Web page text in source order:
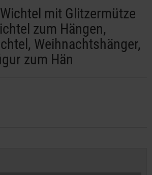
mit Glitzermütze
zum Hängen,
Weihnachtshänger,
zum Hän